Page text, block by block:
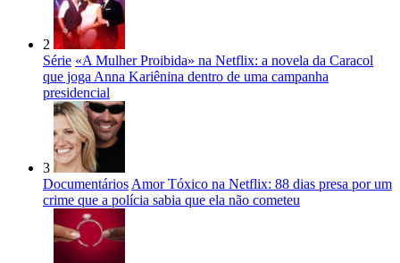
2
Série «A Mulher Proibida» na Netflix: a novela da Caracol
que joga Anna Kariênina dentro de uma campanha
presidencial
3
Documentários Amor Tóxico na Netflix: 88 dias presa por um
crime que a polícia sabia que ela não cometeu